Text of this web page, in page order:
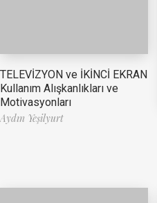
TELEVİZYON ve İKİNCİ EKRAN
Kullanım Alışkanlıkları ve
Motivasyonları
Aydın Yeşilyurt